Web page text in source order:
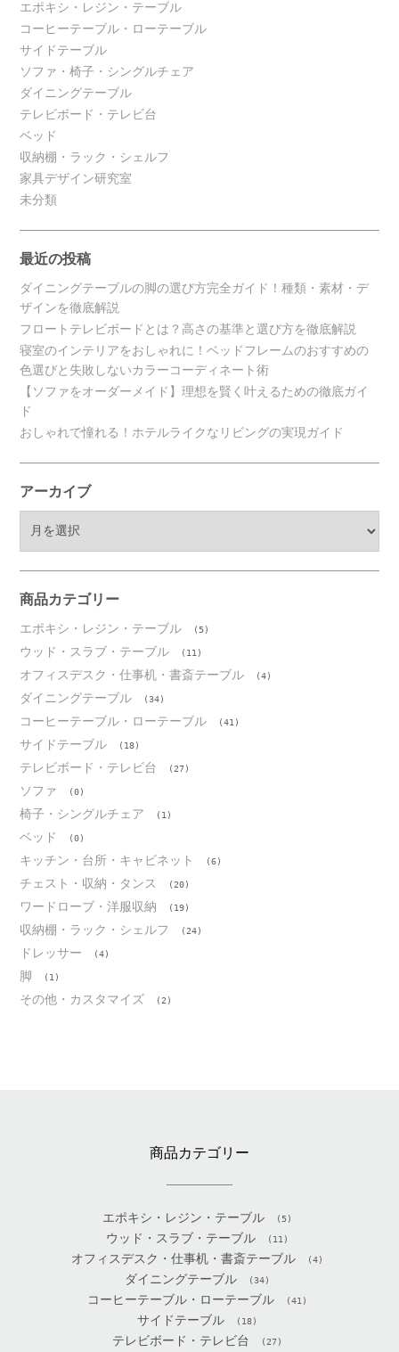
エポキシ・レジン・テーブル
コーヒーテーブル・ローテーブル
サイドテーブル
ソファ・椅子・シングルチェア
ダイニングテーブル
テレビボード・テレビ台
ベッド
収納棚・ラック・シェルフ
家具デザイン研究室
未分類
最近の投稿
ダイニングテーブルの脚の選び方完全ガイド！種類・素材・デ
ザインを徹底解説
フロートテレビボードとは？高さの基準と選び方を徹底解説
寝室のインテリアをおしゃれに！ベッドフレームのおすすめの
色選びと失敗しないカラーコーディネート術
【ソファをオーダーメイド】理想を賢く叶えるための徹底ガイ
ド
おしゃれで憧れる！ホテルライクなリビングの実現ガイド
アーカイブ
ブ
商品カテゴリー
エポキシ・レジン・テーブル (5)
ウッド・スラブ・テーブル (11)
オフィスデスク・仕事机・書斎テーブル (4)
ダイニングテーブル (34)
コーヒーテーブル・ローテーブル (41)
サイドテーブル (18)
テレビボード・テレビ台 (27)
ソファ (0)
椅子・シングルチェア (1)
ベッド (0)
キッチン・台所・キャビネット (6)
チェスト・収納・タンス (20)
ワードローブ・洋服収納 (19)
収納棚・ラック・シェルフ (24)
ドレッサー (4)
脚 (1)
その他・カスタマイズ (2)
商品カテゴリー
エポキシ・レジン・テーブル (5)
ウッド・スラブ・テーブル (11)
オフィスデスク・仕事机・書斎テーブル (4)
ダイニングテーブル (34)
コーヒーテーブル・ローテーブル (41)
サイドテーブル (18)
テレビボード・テレビ台 (27)